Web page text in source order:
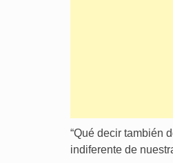
“Qué decir también
indiferente de